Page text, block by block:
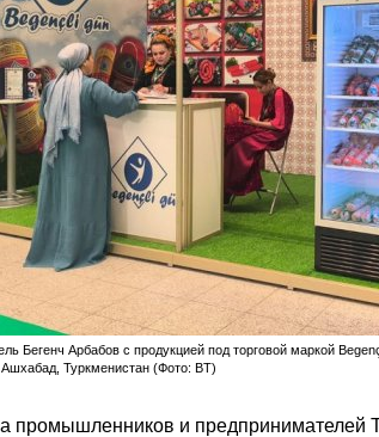
Бегенч Арбабов с продукцией под торговой маркой
Туркменистан (Фото: BT)
промышленников и предпринимателей